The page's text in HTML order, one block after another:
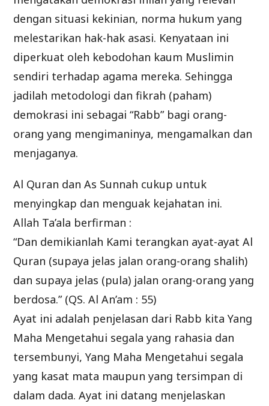
dengan situasi kekinian, norma hukum yang
melestarikan hak-hak asasi. Kenyataan ini
diperkuat oleh kebodohan kaum Muslimin
sendiri terhadap agama mereka. Sehingga
jadilah metodologi dan fikrah (paham)
demokrasi ini sebagai “Rabb” bagi orang-
orang yang mengimaninya, mengamalkan dan
menjaganya.
Al Quran dan As Sunnah cukup untuk
menyingkap dan menguak kejahatan ini.
Allah Ta’ala berfirman :
“Dan demikianlah Kami terangkan ayat-ayat Al
Quran (supaya jelas jalan orang-orang shalih)
dan supaya jelas (pula) jalan orang-orang yang
berdosa.” (QS. Al An’am : 55)
Ayat ini adalah penjelasan dari Rabb kita Yang
Maha Mengetahui segala yang rahasia dan
tersembunyi, Yang Maha Mengetahui segala
yang kasat mata maupun yang tersimpan di
dalam dada. Ayat ini datang menjelaskan